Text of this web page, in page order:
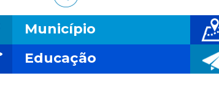
Município
Educação